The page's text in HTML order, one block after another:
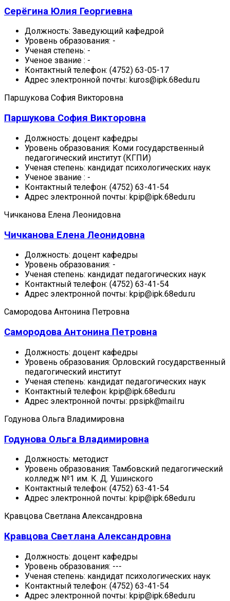
Серёгина Юлия Георгиевна
Должность: Заведующий кафедрой
Уровень образования: -
Ученая степень: -
Ученое звание : -
Контактный телефон: (4752) 63-05-17
Адрес электронной почты: kuros@ipk.68edu.ru
Паршукова София Викторовна
Паршукова София Викторовна
Должность: доцент кафедры
Уровень образования: Коми государственный
педагогический институт (КГПИ)
Ученая степень: кандидат психологических наук
Ученое звание : -
Контактный телефон: (4752) 63-41-54
Адрес электронной почты: kpip@ipk.68edu.ru
Чичканова Елена Леонидовна
Чичканова Елена Леонидовна
Должность: доцент кафедры
Уровень образования: -
Ученая степень: кандидат педагогических наук
Контактный телефон: (4752) 63-41-54
Адрес электронной почты: kpip@ipk.68edu.ru
Самородова Антонина Петровна
Самородова Антонина Петровна
Должность: доцент кафедры
Уровень образования: Орловский государственный
педагогический институт
Ученая степень: кандидат педагогических наук
Контактный телефон: kpip@ipk.68edu.ru
Адрес электронной почты: ppsipk@mail.ru
Годунова Ольга Владимировна
Годунова Ольга Владимировна
Должность: методист
Уровень образования: Тамбовский педагогический
колледж №1 им. К. Д. Ушинского
Контактный телефон: (4752) 63-41-54
Адрес электронной почты: kpip@ipk.68edu.ru
Кравцова Светлана Александровна
Кравцова Светлана Александровна
Должность: доцент кафедры
Уровень образования: ---
Ученая степень: кандидат психологических наук
Контактный телефон: (4752) 63-41-54
Адрес электронной почты: kpip@ipk.68edu.ru